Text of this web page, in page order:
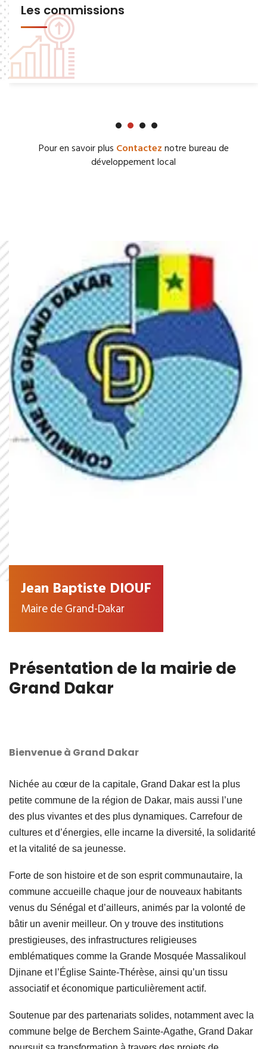
Les commissions
Pour en savoir plus Contacteznotre bureau de
développement local
Jean Baptiste DIOUF
Maire de Grand-Dakar
Présentation de la mairie de
Grand Dakar
Bienvenue à Grand Dakar
Nichée au cœur de la capitale, Grand Dakar est la plus
petite commune de la région de Dakar, mais aussi l’une
des plus vivantes et des plus dynamiques. Carrefour de
cultures et d’énergies, elle incarne la diversité, la solidarité
et la vitalité de sa jeunesse.
Forte de son histoire et de son esprit communautaire, la
commune accueille chaque jour de nouveaux habitants
venus du Sénégal et d’ailleurs, animés par la volonté de
bâtir un avenir meilleur. On y trouve des institutions
prestigieuses, des infrastructures religieuses
emblématiques comme la Grande Mosquée Massalikoul
Djinane et l’Église Sainte-Thérèse, ainsi qu’un tissu
associatif et économique particulièrement actif.
Soutenue par des partenariats solides, notamment avec la
commune belge de Berchem Sainte-Agathe, Grand Dakar